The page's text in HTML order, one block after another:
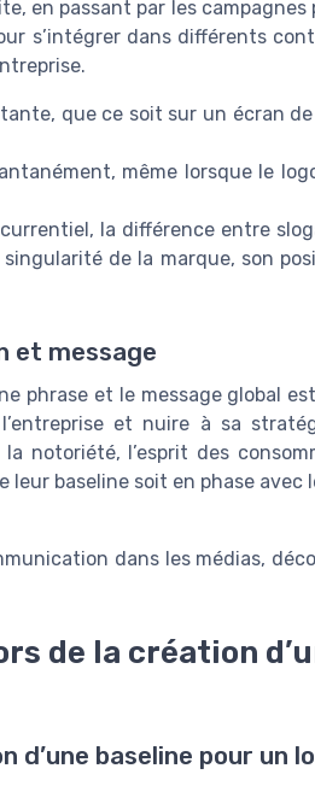
en passant par les
s’intégrer dans différents
que ce soit sur un écran
même lorsque le
la différence entre
de la marque, son
et message
phrase et le message global
et nuire à sa
notoriété, l’esprit des
baseline soit en phase avec
dans les médias,
de la création
d’une baseline pour un